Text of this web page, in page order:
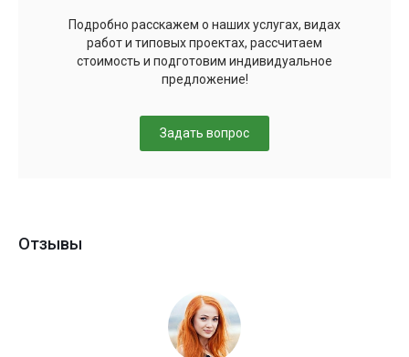
Подробно расскажем о наших услугах, видах
работ и типовых проектах, рассчитаем
стоимость и подготовим индивидуальное
предложение!
Задать вопрос
Отзывы